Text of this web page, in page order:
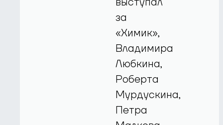
за
«Химик»,
Владимира
Любкина,
Роберта
Мурдускина,
Петра